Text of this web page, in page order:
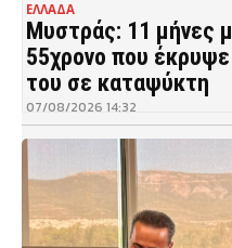
ΕΛΛΑΔΑ
Μυστράς: 11 μήνες
55χρονο που
του σε καταψύκτη
07/08/2026 14:32